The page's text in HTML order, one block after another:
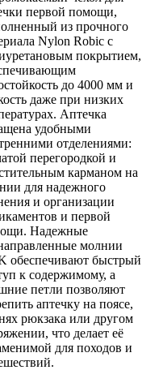
первой помощи,
из прочного
Nylon Robic с
покрытием,
до 4000 мм и
даже при низких
Аптечка
удобными
отделениями:
перегородкой и
карманом на
для надежного
и организации
и первой
Надежные
молнии
обеспечивают быстрый
к содержимому, а
петли позволяют
аптечку на поясе,
рюкзака или другом
что делает её
для походов и